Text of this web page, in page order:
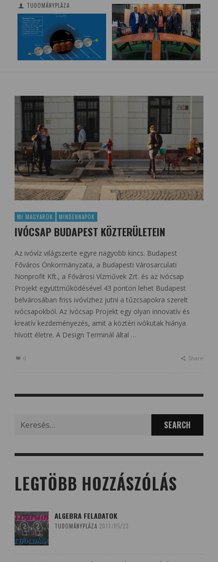
TUDOMÁNYPLÁZA
MI MAGYAROK MINDENNAPOK
IVÓCSAP BUDAPEST KÖZTERÜLETEIN
Az ivóvíz világszerte egyre nagyobb kincs. Budapest
Főváros Önkormányzata, a Budapesti Városarculati
Nonprofit Kft., a Fővárosi Vízművek Zrt. és az Ivócsap
Projekt együttműködésével 43 ponton lehet Budapest
belvárosában friss ivóvízhez jutni a tűzcsapokra szerelt
ivócsapokból. Az Ivócsap Projekt egy olyan innovatív és
kreatív kezdeményezés, amit a köztéri ivókutak hiánya
hívott életre. A Design Terminál által …
0 Share
LEGTÖBB HOZZÁSZÓLÁS
ALGEBRA FELADATOK
TUDOMÁNYPLÁZA 2017/05/23